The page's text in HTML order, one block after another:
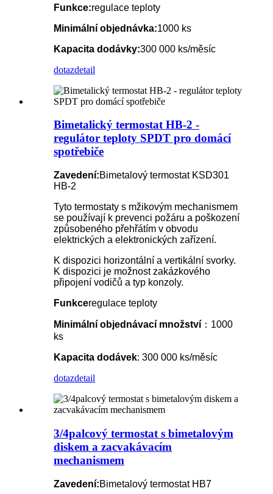
Funkce:regulace teploty
Minimální objednávka:1000 ks
Kapacita dodávky:300 000 ks/měsíc
dotazdetail
Bimetalický termostat HB-2 -
regulátor teploty SPDT pro domácí
spotřebiče
Zavedení:Bimetalový termostat KSD301
HB-2
Tyto termostaty s mžikovým mechanismem
se používají k prevenci požáru a poškození
způsobeného přehřátím v obvodu
elektrických a elektronických zařízení.
K dispozici horizontální a vertikální svorky.
K dispozici je možnost zakázkového
připojení vodičů a typ konzoly.
Funkceregulace teploty
Minimální objednávací množství ：1000
ks
Kapacita dodávek: 300 000 ks/měsíc
dotazdetail
3/4palcový termostat s bimetalovým
diskem a zacvakávacím
mechanismem
Zavedení:Bimetalový termostat HB7